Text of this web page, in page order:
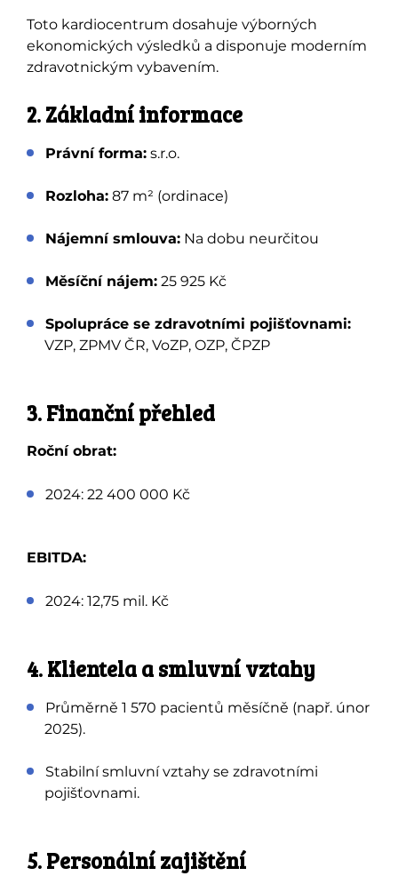
Toto kardiocentrum dosahuje výborných
ekonomických výsledků a disponuje moderním
zdravotnickým vybavením.
2. Základní informace
Právní forma: s.r.o.
Rozloha: 87 m² (ordinace)
Nájemní smlouva: Na dobu neurčitou
Měsíční nájem: 25 925 Kč
Spolupráce se zdravotními pojišťovnami:
VZP, ZPMV ČR, VoZP, OZP, ČPZP
3. Finanční přehled
Roční obrat:
2024: 22 400 000 Kč
EBITDA:
2024: 12,75 mil. Kč
4. Klientela a smluvní vztahy
Průměrně 1 570 pacientů měsíčně (např. únor
2025).
Stabilní smluvní vztahy se zdravotními
pojišťovnami.
5. Personální zajištění